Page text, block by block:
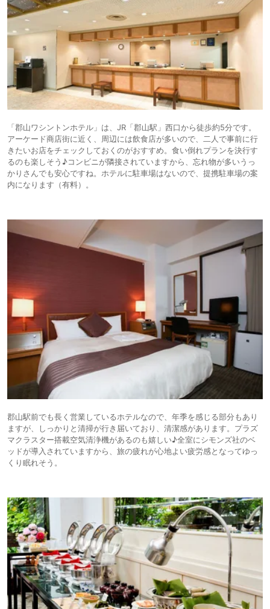
「郡山ワシントンホテル」は、JR「郡山駅」西口から徒歩約5分です。
アーケード商店街に近く、周辺には飲食店が多いので、二人で事前に行
きたいお店をチェックしておくのがおすすめ。食い倒れプランを決行す
るのも楽しそう♪コンビニが隣接されていますから、忘れ物が多いうっ
かりさんでも安心ですね。ホテルに駐車場はないので、提携駐車場の案
内になります（有料）。
郡山駅前でも長く営業しているホテルなので、年季を感じる部分もあり
ますが、しっかりと清掃が行き届いており、清潔感があります。プラズ
マクラスター搭載空気清浄機があるのも嬉しい♪全室にシモンズ社のベ
ッドが導入されていますから、旅の疲れが心地よい疲労感となってゆっ
くり眠れそう。